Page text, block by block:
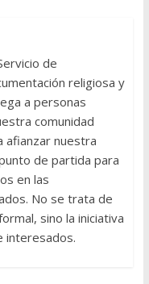
de
religiosa y
a personas
comunidad
afianzar nuestra
de partida para
en las
No se trata de
sino la iniciativa
interesados.